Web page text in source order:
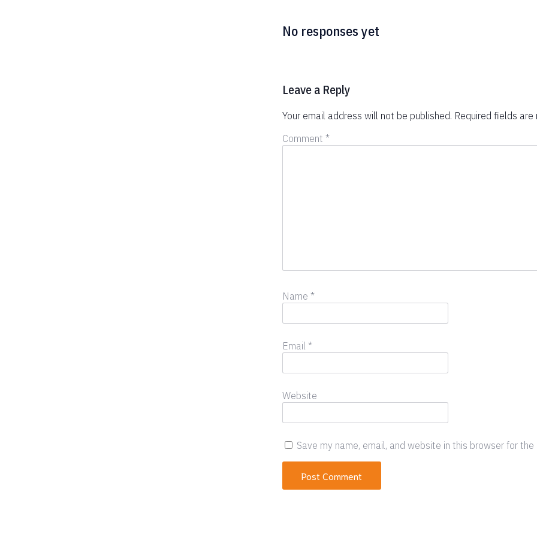
No responses yet
Leave a Reply
Your email address will not be published. Required fields are
Comment *
Name *
Email *
Website
Save my name, email, and website in this browser for